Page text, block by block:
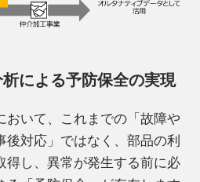
による予防保全の実現
おいて、これまでの「故障や
後対応」ではなく、部品の利
得し、異常が発生する前に必